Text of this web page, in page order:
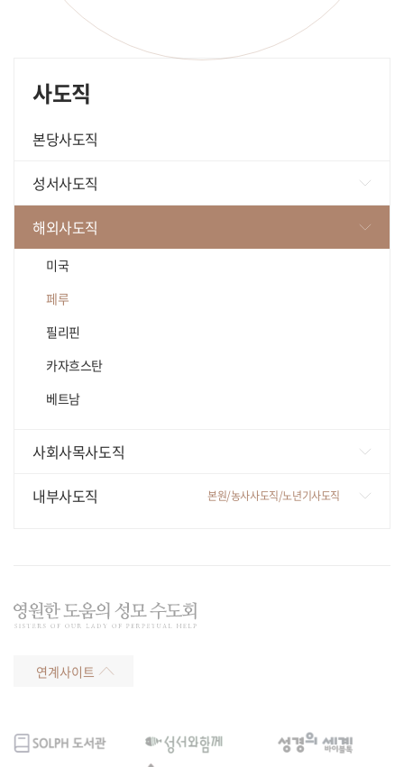
사도직
본당사도직
성서사도직
가톨릭성서모임
성서와함께
해외사도직
미국
페루
필리핀
카자흐스탄
베트남
사회사목사도직
사회복지/나자렛공동체
홈(HOM,House Of Maria)
내부사도직 본원/농사사도직/노년기사도직
노년기사도직
연계사이트